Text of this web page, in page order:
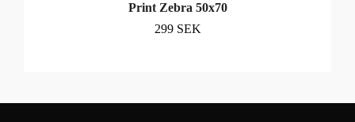
Print Zebra 50x70
299 SEK